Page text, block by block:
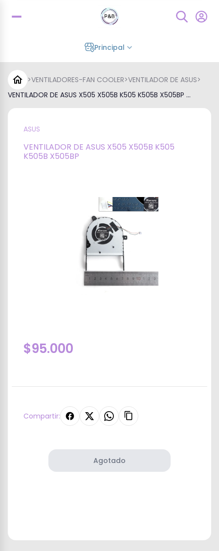
Principal
>VENTILADORES-FAN COOLER>VENTILADOR DE ASUS>
VENTILADOR DE ASUS X505 X505B K505 K505B X505BP ...
ASUS
VENTILADOR DE ASUS X505 X505B K505
K505B X505BP
$95.000
Compartir:
Agotado